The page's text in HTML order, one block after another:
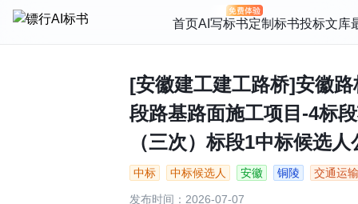
首页AI写标书定制标书投标文库
[安徽建工建工路桥]安徽
段路基路面施工项目-4标
（三次）标段1中标候选
中标 中标候选人 安徽 铜陵 交通运输
发布时间：2026-07-07